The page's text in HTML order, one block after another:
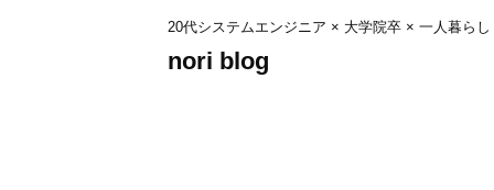
20代システムエンジニア × 大学院卒 × 一人暮らし
nori blog